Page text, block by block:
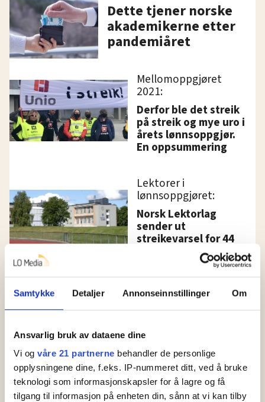
Samtykke Detaljer Annonseinnstillinger Om
Ansvarlig bruk av dataene dine
Vi og våre 21 partnerne behandler de personlige
opplysningene dine, f.eks. IP-nummeret ditt, ved å bruke
teknologi som informasjonskapsler for å lagre og få
tilgang til informasjon på enheten din, sånn at vi kan tilby
Dette tjener norske
akademikerne etter
pandemiåret
Mellomoppgjøret
2021:
Derfor ble det streik
på streik og mye uro i
årets lønnsoppgjør.
En oppsummering
Lektorer i
lønnsoppgjøret:
Norsk Lektorlag
sender ut
streikevarsel for 44
videregående skoler
NHO og LO møtte
statsministeren og
NHO: Lønnsoppgjøret
må ikke svekke
konkurransekraften